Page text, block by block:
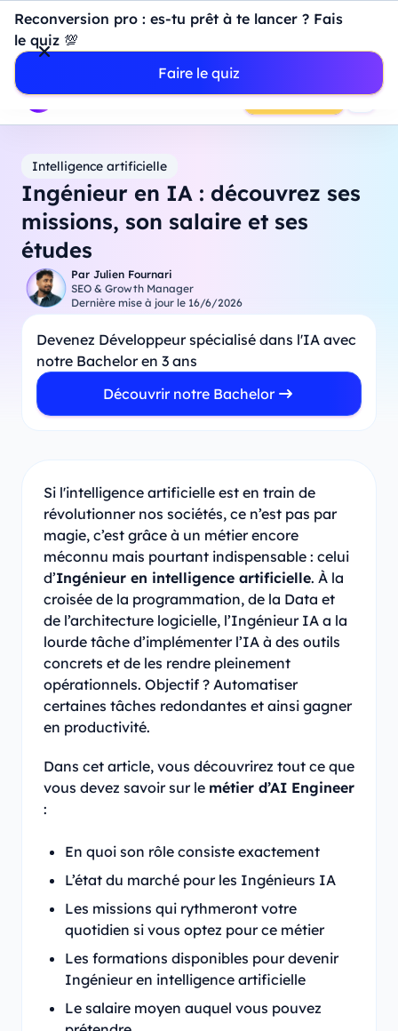
Reconversion pro : es-tu prêt à te lancer ? Fais
le quiz 💯
Faire le quiz
Introduction à Power BI : construisez votre premier
dashboard de A à Z
- Mardi 11 Août
18h00
Professionnels
Étudiants Parents Entreprises
Prendre RDV
Intelligence artificielle
Ingénieur en IA : découvrez ses
missions, son salaire et ses
études
Par Julien Fournari
SEO & Growth Manager
Dernière mise à jour le 16/6/2026
Devenez Développeur spécialisé dans l'IA avec
notre Bachelor en 3 ans
Découvrir notre Bachelor
Si l'intelligence artificielle est en train de
révolutionner nos sociétés, ce n’est pas par
magie, c’est grâce à un métier encore
méconnu mais pourtant indispensable : celui
d’Ingénieur en intelligence artificielle. À la
croisée de la programmation, de la Data et
de l’architecture logicielle, l’Ingénieur IA a la
lourde tâche d’implémenter l’IA à des outils
concrets et de les rendre pleinement
opérationnels. Objectif ? Automatiser
certaines tâches redondantes et ainsi gagner
en productivité.
Dans cet article, vous découvrirez tout ce que
vous devez savoir sur le métier d’AI Engineer
:
En quoi son rôle consiste exactement
L’état du marché pour les Ingénieurs IA
Les missions qui rythmeront votre
quotidien si vous optez pour ce métier
Les formations disponibles pour devenir
Ingénieur en intelligence artificielle
Le salaire moyen auquel vous pouvez